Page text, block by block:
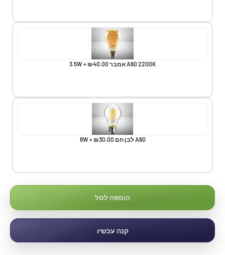
A60 2200K אמבר 3.5W + ₪40.00
A60 לבן חם 8W + ₪30.00
הוספה לסל
קנה עכשיו